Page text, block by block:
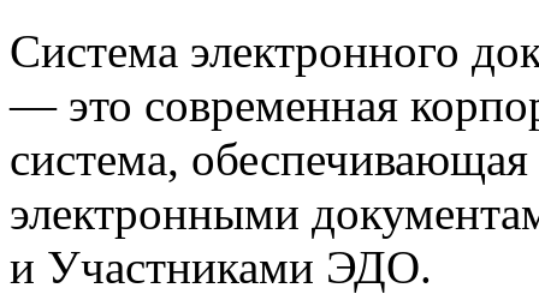
Система электронного
— это современная
система,
электронными
и Участниками ЭДО.